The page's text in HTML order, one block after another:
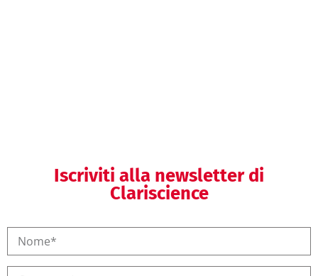
Iscriviti alla newsletter di
Clariscience